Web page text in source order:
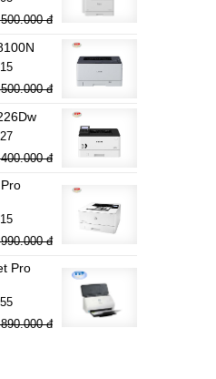
đ
đ
đ
đ
Pro
đ